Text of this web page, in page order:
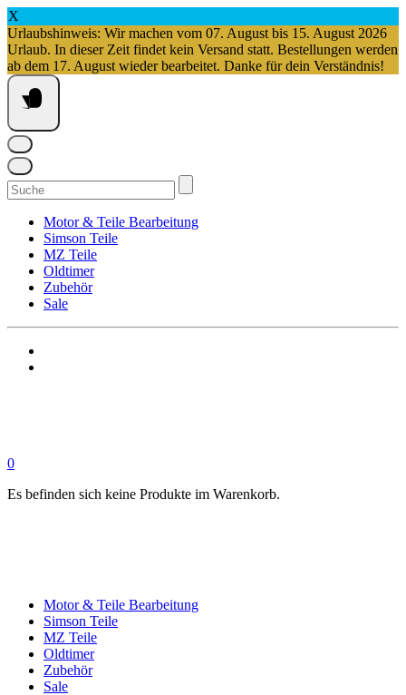
X
Urlaubshinweis: Wir machen vom 07. August bis 15. August 2026
Urlaub. In dieser Zeit findet kein Versand statt. Bestellungen werden
ab dem 17. August wieder bearbeitet. Danke für dein Verständnis!
Springe
zum
Inhalt
Suchen
nach:
Motor & Teile Bearbeitung
Simson Teile
MZ Teile
Oldtimer
Zubehör
Sale
0
Es befinden sich keine Produkte im Warenkorb.
Motor & Teile Bearbeitung
Simson Teile
MZ Teile
Oldtimer
Zubehör
Sale